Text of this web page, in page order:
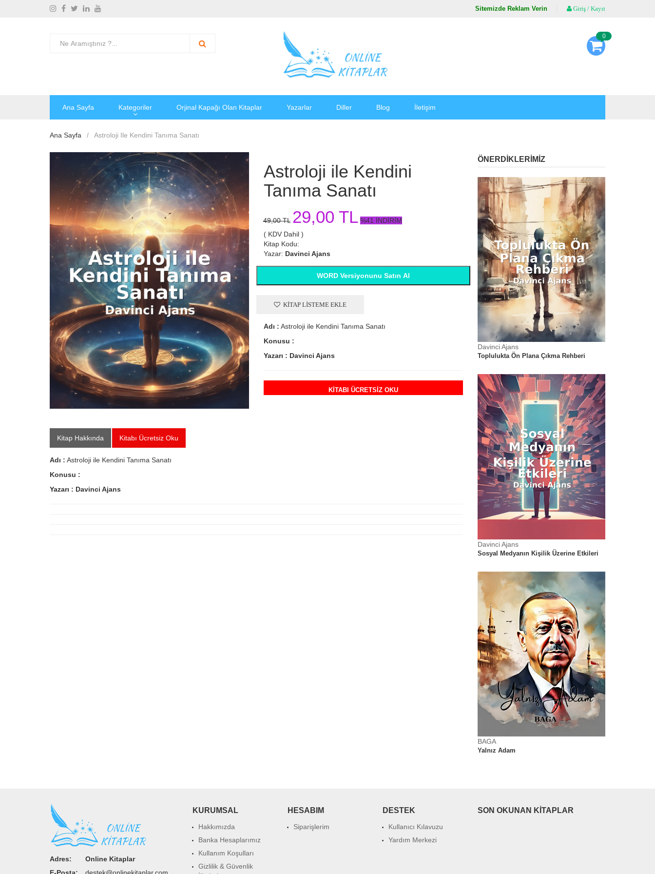
Sitemizde Reklam Verin Giriş / Kayıt
0
Ana Sayfa Kategoriler Orjinal Kapağı Olan Kitaplar Yazarlar Diller Blog İletişim
Ana Sayfa Astroloji Ile Kendini Tanıma Sanatı
Astroloji ile Kendini
Tanıma Sanatı
49,00 TL 29,00 TL %41 İNDİRİM
( KDV Dahil )
Kitap Kodu:
Yazar: Davinci Ajans
WORD Versiyonunu Satın Al
KITAP LISTEME EKLE
Adı : Astroloji ile Kendini Tanıma Sanatı
Konusu :
Yazarı : Davinci Ajans
KITABI ÜCRETSIZ OKU
Kitap Hakkında Kitabı Ücretsiz Oku
Adı : Astroloji ile Kendini Tanıma Sanatı
Konusu :
Yazarı : Davinci Ajans
ÖNERDİKLERİMİZ
Davinci Ajans
Toplulukta Ön Plana Çıkma Rehberi
Davinci Ajans
Toplulukta Ön Plana Çıkma Rehberi
Davinci Ajans
Sosyal Medyanın Kişilik Üzerine Etkileri
BAGA
Yalnız Adam
Adres:
Online Kitaplar
E-Posta:
destek@onlinekitaplar.com
KURUMSAL
Hakkımızda
Banka Hesaplarımız
Kullanım Koşulları
Gizlilik & Güvenlik
HESABIM
Siparişlerim
DESTEK
Kullanıcı Kılavuzu
Yardım Merkezi
SON OKUNAN KITAPLAR